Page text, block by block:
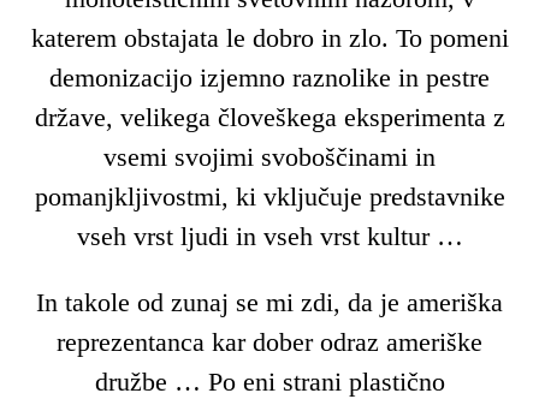
katerem obstajata le dobro in zlo. To pomeni
demonizacijo izjemno raznolike in pestre
države, velikega človeškega eksperimenta z
vsemi svojimi svoboščinami in
pomanjkljivostmi, ki vključuje predstavnike
vseh vrst ljudi in vseh vrst kultur …
In takole od zunaj se mi zdi, da je ameriška
reprezentanca kar dober odraz ameriške
družbe … Po eni strani plastično